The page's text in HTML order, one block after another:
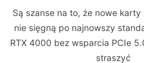
Są szanse na to, że nowe
nie sięgną po najnowszy
RTX 4000 bez wsparcia PCIe
straszyć